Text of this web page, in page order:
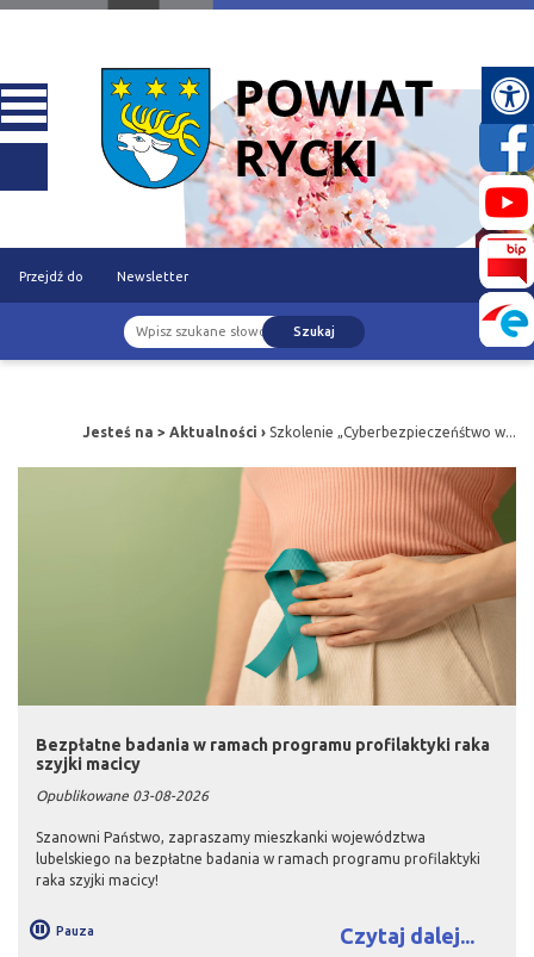
Przejdź do Newsletter
Szukaj
Jesteś na > Aktualności › Szkolenie „Cyberbezpieczeńśtwo w...
Bezpłatne badania w ramach programu profilaktyki raka
szyjki macicy
Opublikowane 03-08-2026
Szanowni Państwo, zapraszamy mieszkanki województwa
lubelskiego na bezpłatne badania w ramach programu profilaktyki
raka szyjki macicy!
Czytaj dalej...
Pauza